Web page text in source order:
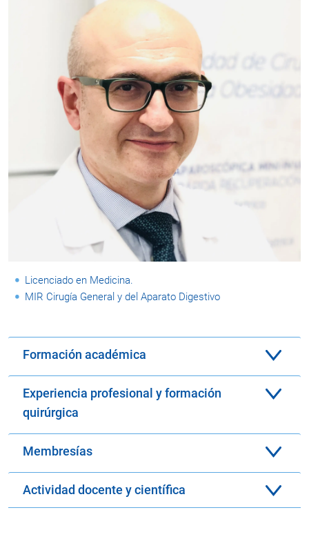
Licenciado en Medicina.
MIR Cirugía General y del Aparato Digestivo
Formación académica
Experiencia profesional y formación
quirúrgica
Membresías
Actividad docente y científica